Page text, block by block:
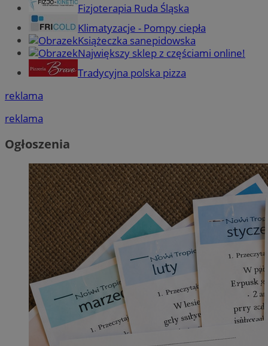
Fizjoterapia Ruda Śląska
Klimatyzacje - Pompy ciepła
Książeczka sanepidowska
Największy sklep z częściami online!
Tradycyjna polska pizza
reklama
reklama
Ogłoszenia